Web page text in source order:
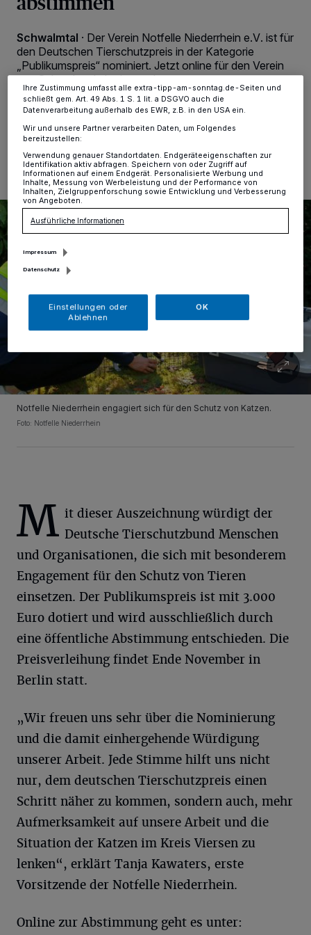
Schwalmtal · Der Verein Notfelle Niederrhein e.V. ist für
den Deutschen Tierschutzpreis in der Kategorie
„Publikumspreis“ nominiert. Jetzt online für den Verein
aus Schwalmtal abstimmen!
19.09.2025 , 17:13 Uhr
Notfelle Niederrhein engagiert sich für den Schutz von Katzen.
Foto: Notfelle Niederrhein
M it dieser Auszeichnung würdigt der
Deutsche Tierschutzbund Menschen
und Organisationen, die sich mit besonderem
Engagement für den Schutz von Tieren
einsetzen. Der Publikumspreis ist mit 3.000
Euro dotiert und wird ausschließlich durch
eine öffentliche Abstimmung entschieden. Die
Preisverleihung findet Ende November in
Berlin statt.
„Wir freuen uns sehr über die Nominierung
und die damit einhergehende Würdigung
unserer Arbeit. Jede Stimme hilft uns nicht
nur, dem deutschen Tierschutzpreis einen
Schritt näher zu kommen, sondern auch, mehr
Aufmerksamkeit auf unsere Arbeit und die
Situation der Katzen im Kreis Viersen zu
lenken“, erklärt Tanja Kawaters, erste
Vorsitzende der Notfelle Niederrhein.
Online zur Abstimmung geht es unter:
Zwecke. Wenn Tracker deaktiviert sind, sind manche Inhalte und
ändern oder Ihre Einwilligung zu widerrufen, indem Sie auf den Link
Einstellungen oder Ablehnen am unteren Rand der Webseite klicken.
Ihre Einstellungen gelten innerhalb unseres Website. Weitere
Informationen finden Sie in unserer Datenschutzerklärung.
Ihre Zustimmung umfasst alle extra-tipp-am-sonntag.de-Seiten und
schließt gem. Art. 49 Abs. 1 S. 1 lit. a DSGVO auch die
Datenverarbeitung außerhalb des EWR, z.B. in den USA ein.
Wir und unsere Partner verarbeiten Daten, um Folgendes
bereitzustellen:
Verwendung genauer Standortdaten. Endgeräteeigenschaften zur
Identifikation aktiv abfragen. Speichern von oder Zugriff auf
Informationen auf einem Endgerät. Personalisierte Werbung und
Inhalte, Messung von Werbeleistung und der Performance von
Inhalten, Zielgruppenforschung sowie Entwicklung und Verbesserung
von Angeboten.
Ausführliche Informationen
Impressum
Datenschutz
Einstellungen oder
Ablehnen
OK